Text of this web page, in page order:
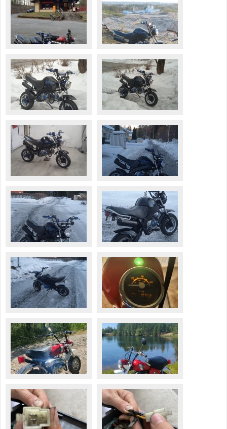
Säännöt ja ohjeet
Uudet ajoneuvot
Uudet kuvat
Uudet videot
Uudet kommentit
MYYDÄÄN
Haku
Ohjeet
Ajoneuvot
TIETOPANKKI
TAPAHTUMAT
MP15 kuvia
MP14 kuvia
MP13 kuvia
Lisää uusi tapahtuma
UUTISET
SÄÄ
Valitse paikkakunta
Helsingin sää
Tampereen sää
Turun sää
Oulun sää
Kuopion sää
Rovaniemen sää
VIP-jäsenyys
Paidat ja vaatteet
Suunnittele oma paita
Mainostus
Palaute
Kevytversio